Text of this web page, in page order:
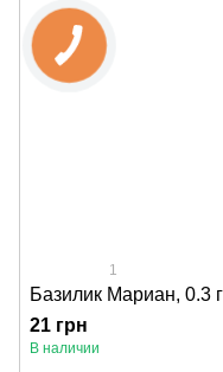
1
Базилик Мариан, 0.3 г
21 грн
В наличии